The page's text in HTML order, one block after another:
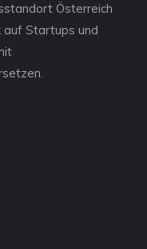
Österreich
auf Startups und